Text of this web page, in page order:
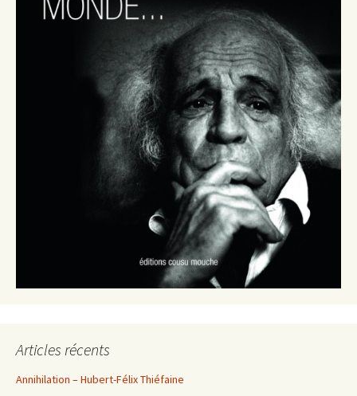
Articles récents
Annihilation – Hubert-Félix Thiéfaine